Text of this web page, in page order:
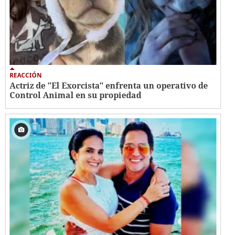
REACCIÓN
Actriz de "El Exorcista" enfrenta un operativo de
Control Animal en su propiedad